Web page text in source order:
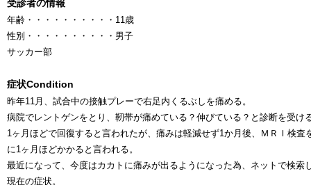
受診者の情報
年齢 ・・・・・・・・・・ 11歳
性別 ・・・・・・・・・・ 男子
サッカー部
症状Condition
昨年11月、試合中の接触プレーで右足内くるぶしを痛める。
病院でレントゲンをとり、靭帯が痛めている？伸びている？と診断を受け
1ヶ月ほどで回復すると言われたが、痛みは軽減せず1か月後、ＭＲＩ検
に1ヶ月ほどかかると言われる。
最近になって、今度はカカトに痛みが出るようになった為、ネットで検索
現在の症状。